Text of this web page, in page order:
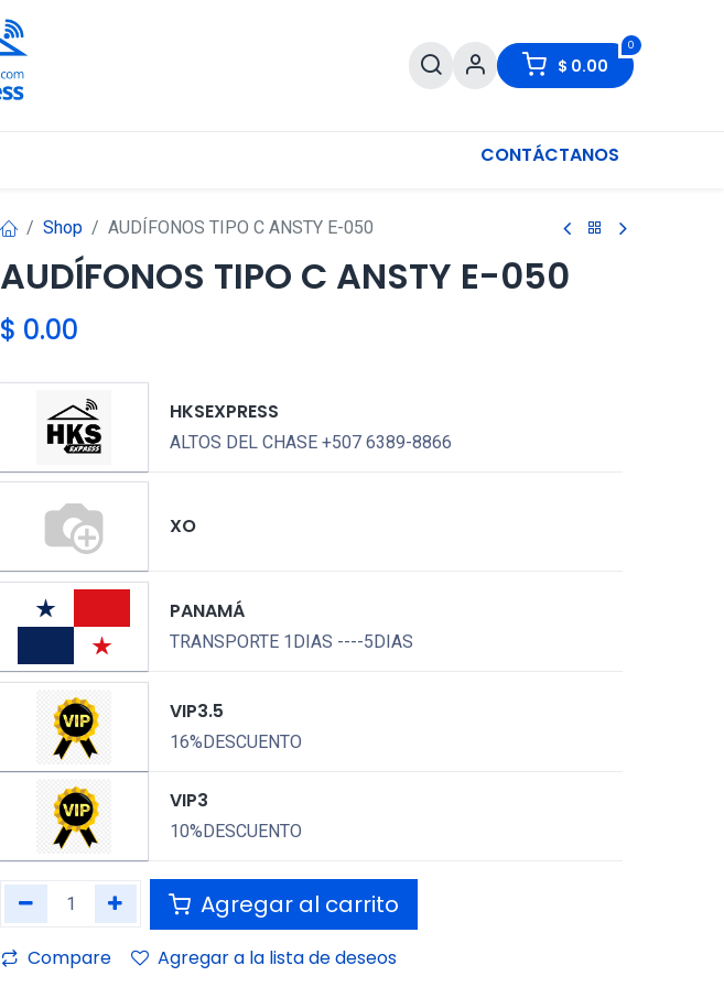
0
$ 0.00
CONTÁCTANOS
Shop AUDÍFONOS TIPO C ANSTY E-050
AUDÍFONOS TIPO C ANSTY E-050
$ 0.00
HKSEXPRESS
ALTOS DEL CHASE +507 6389-8866
XO
PANAMÁ
TRANSPORTE 1DIAS ----5DIAS
VIP3.5
16%DESCUENTO
VIP3
10%DESCUENTO
Agregar al carrito
Compare Agregar a la lista de deseos